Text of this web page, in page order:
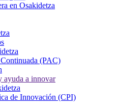
en Osakidetza
(PAC)
ayuda a innovar
de Innovación (CPI)